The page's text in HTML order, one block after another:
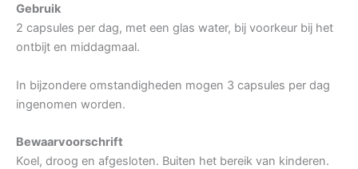
Gebruik
2 capsules per dag, met een glas water, bij voorkeur bij het
ontbijt en middagmaal.
In bijzondere omstandigheden mogen 3 capsules per dag
ingenomen worden.
Bewaarvoorschrift
Koel, droog en afgesloten. Buiten het bereik van kinderen.